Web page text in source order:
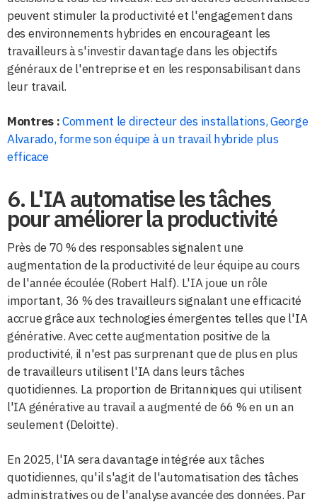
peuvent stimuler la productivité et l'engagement dans
des environnements hybrides en encourageant les
travailleurs à s'investir davantage dans les objectifs
généraux de l'entreprise et en les responsabilisant dans
leur travail.
Montres :Comment le directeur des installations, George
Alvarado, forme son équipe à un travail hybride plus
efficace
6. L'IA automatise les tâches
pour améliorer la productivité
Près de 70 % des responsables signalent une
augmentation de la productivité de leur équipe au cours
de l'année écoulée (Robert Half). L'IA joue un rôle
important, 36 % des travailleurs signalant une efficacité
accrue grâce aux technologies émergentes telles que l'IA
générative. Avec cette augmentation positive de la
productivité, il n'est pas surprenant que de plus en plus
de travailleurs utilisent l'IA dans leurs tâches
quotidiennes. La proportion de Britanniques qui utilisent
l'IA générative au travail a augmenté de 66 % en un an
seulement (Deloitte).
En 2025, l'IA sera davantage intégrée aux tâches
quotidiennes, qu'il s'agit de l'automatisation des tâches
administratives ou de l'analyse avancée des données. Par